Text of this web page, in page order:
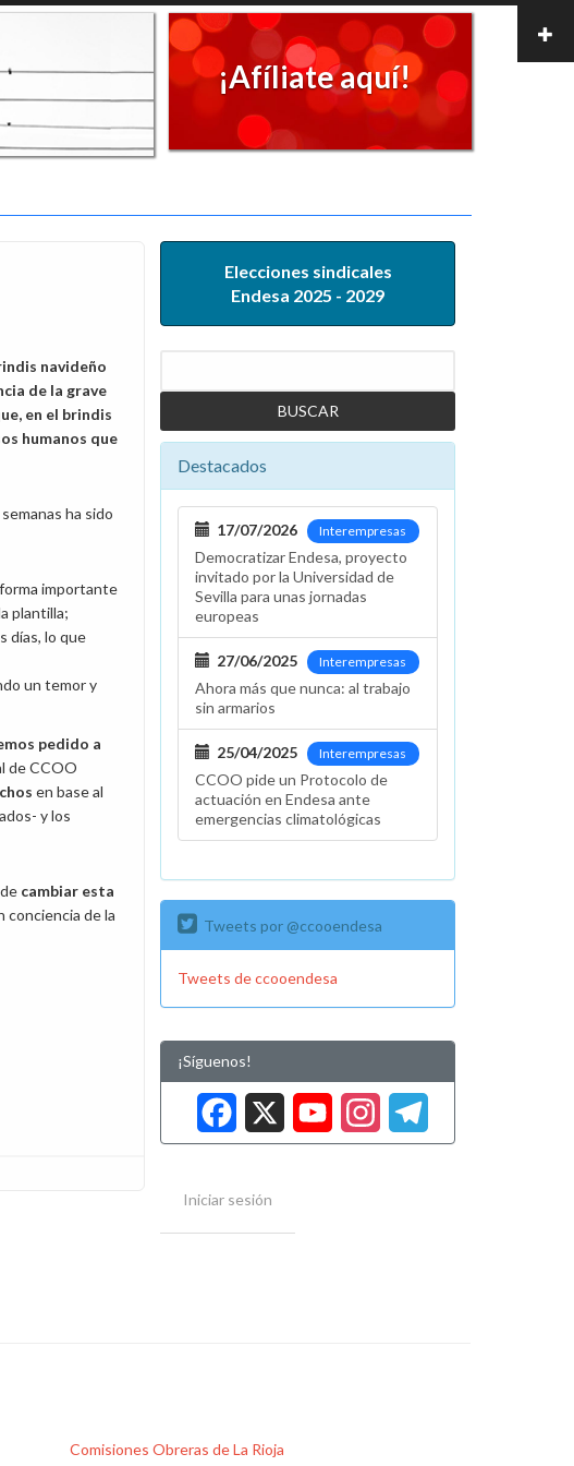
¡Afíliate aquí!
navideño
de la grave
en el brindis
humanos que
ha sido
importante
plantilla;
días, lo que
un temor y
pedido a
de CCOO
en base al
y los
cambiar esta
conciencia de la
Elecciones sindicales
Endesa 2025 - 2029
Destacados
Interempresas
17/07/2026
Democratizar Endesa, proyecto
invitado por la Universidad de
Sevilla para unas jornadas
europeas
Interempresas
27/06/2025
Ahora más que nunca: al trabajo
sin armarios
Interempresas
25/04/2025
CCOO pide un Protocolo de
actuación en Endesa ante
emergencias climatológicas
Tweets por @ccooendesa
Tweets de ccooendesa
¡Síguenos!
Facebook
XYouTube
Iniciar sesión
Comisiones Obreras de La Rioja